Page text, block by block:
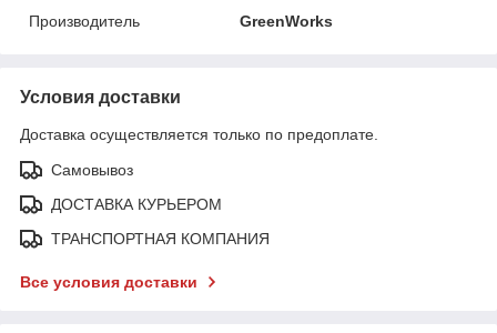
Производитель
GreenWorks
Условия доставки
Доставка осуществляется только по предоплате.
Самовывоз
ДОСТАВКА КУРЬЕРОМ
ТРАНСПОРТНАЯ КОМПАНИЯ
Все условия доставки